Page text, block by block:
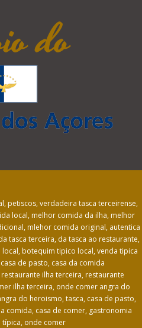
do
petiscos, verdadeira tasca terceirense,
local, melhor comida da ilha, melhor
mlehor comida original, autentica
tasca terceira, da tasca ao restaurante,
botequim tipico local, venda tipica
de pasto, casa da comida
ilha terceira, restaurante
ilha terceira, onde comer angra do
do heroismo, tasca, casa de pasto,
comida, casa de comer, gastronomia
onde comer